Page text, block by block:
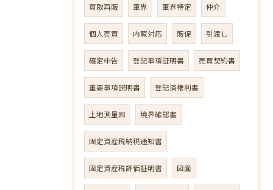
買取再販 筆界 筆界特定 仲介
個人売買 内覧対応 販促 引渡し
確定申告 登記事項証明書 売買契約書
重要事項説明書 登記済権利書
土地測量図 境界確認書
固定資産税納税通知書
固定資産税評価証明書 図面